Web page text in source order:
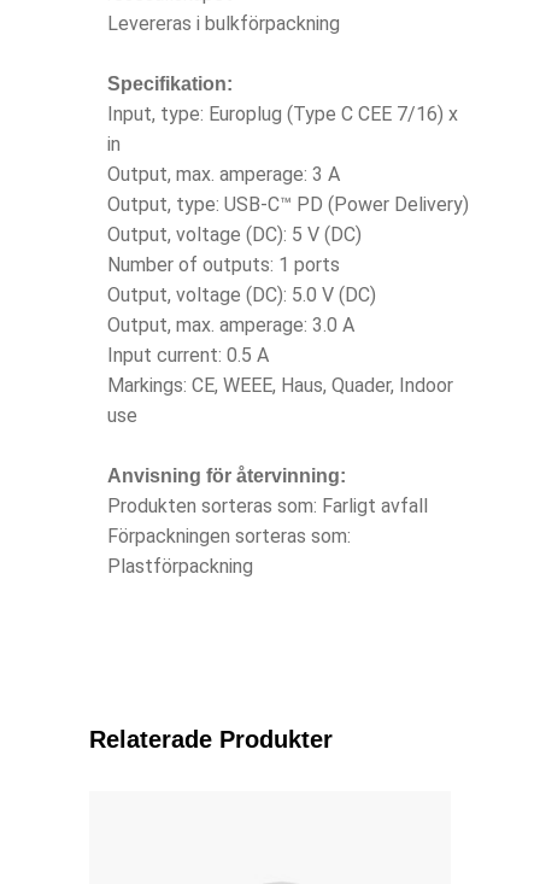
Levereras i bulkförpackning
Specifikation:
Input, type: Europlug (Type C CEE 7/16) x
in
Output, max. amperage: 3 A
Output, type: USB-C™ PD (Power Delivery)
Output, voltage (DC): 5 V (DC)
Number of outputs: 1 ports
Output, voltage (DC): 5.0 V (DC)
Output, max. amperage: 3.0 A
Input current: 0.5 A
Markings: CE, WEEE, Haus, Quader, Indoor
use
Anvisning för återvinning:
Produkten sorteras som: Farligt avfall
Förpackningen sorteras som:
Plastförpackning
Relaterade Produkter